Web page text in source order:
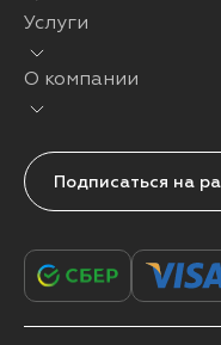
Услуги
О компании